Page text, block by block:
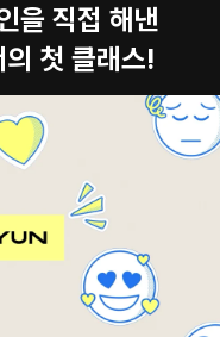
을 직접 해낸
의 첫 클래스!